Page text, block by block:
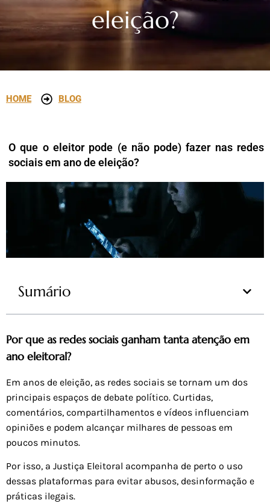
eleição?
HOME BLOG
O que o eleitor pode (e não pode) fazer nas redes
sociais em ano de eleição?
Sumário
Por que as redes sociais ganham tanta atenção em
ano eleitoral?
Em anos de eleição, as redes sociais se tornam um dos
principais espaços de debate político. Curtidas,
comentários, compartilhamentos e vídeos influenciam
opiniões e podem alcançar milhares de pessoas em
poucos minutos.
Por isso, a Justiça Eleitoral acompanha de perto o uso
dessas plataformas para evitar abusos, desinformação e
práticas ilegais.